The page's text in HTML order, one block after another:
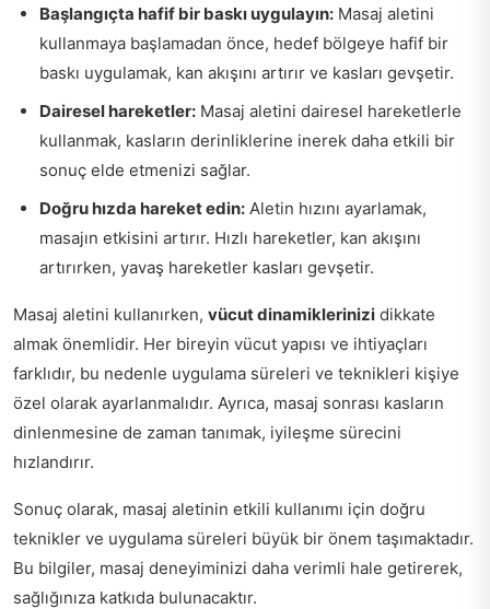
Başlangıçta hafif bir baskı uygulayın: Masaj aletini
kullanmaya başlamadan önce, hedef bölgeye hafif bir
baskı uygulamak, kan akışını artırır ve kasları gevşetir.
Dairesel hareketler: Masaj aletini dairesel hareketlerle
kullanmak, kasların derinliklerine inerek daha etkili bir
sonuç elde etmenizi sağlar.
Doğru hızda hareket edin: Aletin hızını ayarlamak,
masajın etkisini artırır. Hızlı hareketler, kan akışını
artırırken, yavaş hareketler kasları gevşetir.
Masaj aletini kullanırken, vücut dinamiklerinizi dikkate
almak önemlidir. Her bireyin vücut yapısı ve ihtiyaçları
farklıdır, bu nedenle uygulama süreleri ve teknikleri kişiye
özel olarak ayarlanmalıdır. Ayrıca, masaj sonrası kasların
dinlenmesine de zaman tanımak, iyileşme sürecini
hızlandırır.
Sonuç olarak, masaj aletinin etkili kullanımı için doğru
teknikler ve uygulama süreleri büyük bir önem taşımaktadır.
Bu bilgiler, masaj deneyiminizi daha verimli hale getirerek,
sağlığınıza katkıda bulunacaktır.